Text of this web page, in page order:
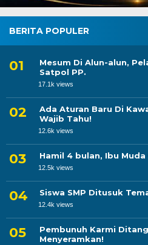
BERITA POPULER
Mesum Di Alun-alun,
Satpol PP.
17.1k views
Ada Aturan Baru Di
Wajib Tahu!
12.6k views
Hamil 4 bulan, Ibu
12.5k views
Siswa SMP Ditusuk
12.4k views
Pembunuh Karmi
Menyeramkan!